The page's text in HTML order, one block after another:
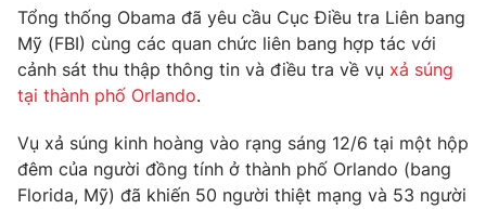
Giải sao mai
Làm đẹp
Chất lượng cuộc sống
Tuyển sinh
Học trực tuyến
Công nghệ
Hitech Công nghệ tương lai
Sản phẩm
Thị trường
Giao lưu trực tuyến
Lịch phát sóng
Tổng thống Obama đã yêu cầu Cục Điều tra Liên bang
Mỹ (FBI) cùng các quan chức liên bang hợp tác với
cảnh sát thu thập thông tin và điều tra về vụ xả súng
tại thành phố Orlando.
Vụ xả súng kinh hoàng vào rạng sáng 12/6 tại một hộp
đêm của người đồng tính ở thành phố Orlando (bang
Florida, Mỹ) đã khiến 50 người thiệt mạng và 53 người